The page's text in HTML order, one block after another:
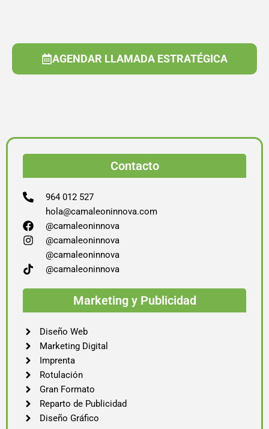
AGENDAR LLAMADA ESTRATÉGICA
Contacto
964 012 527
hola@camaleoninnova.com
@camaleoninnova
@camaleoninnova
@camaleoninnova
@camaleoninnova
Marketing y Publicidad
Diseño Web
Marketing Digital
Imprenta
Rotulación
Gran Formato
Reparto de Publicidad
Diseño Gráfico